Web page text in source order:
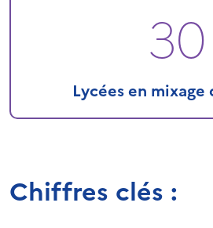
30
Lycées en
Chiffres clés :